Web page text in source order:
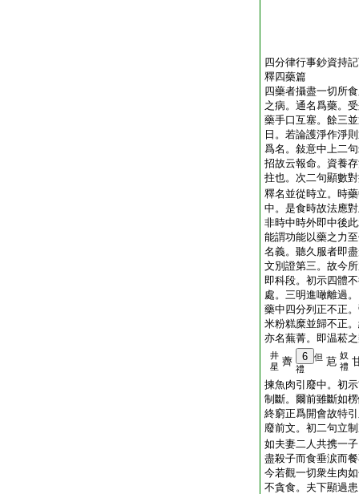
四分律行事鈔資持
釋四藥篇
四藥者攝盡一切所
之病。通名爲藥。
藥手口互塞。餘三
日。若論護淨作淨
爲名。敍意中上二
招故云報命。資養
拄也。次二句顯數
釋名並從時立。時
中。是食時故法應
非時中時外即中後
能謂功能以藥之力
名義。聽久服者即
文別證第三。故今
即科段。初示四體
處。三明進噉離過
藥中四分列正不正
米粉糕糜並歸不正
亦名蕪菁。即温菘
井
星 薺 6
但
禮
苨 奴
禮
揀魚肉引廢中。初
制斷。爾前雖斷如
終窮正爲開會故特
廢前文。初二句立
如夫妻二人共携一
盡殺子而食垂涙而
今若觀一切衆生肉
不貪食。夫下顯過